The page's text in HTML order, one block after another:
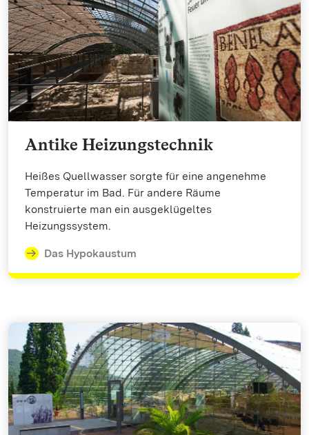
Antike Heizungstechnik
Heißes Quellwasser sorgte für eine angenehme
Temperatur im Bad. Für andere Räume
konstruierte man ein ausgeklügeltes
Heizungssystem.
Das Hypokaustum